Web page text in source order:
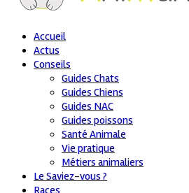
Accueil
Actus
Conseils
Guides Chats
Guides Chiens
Guides NAC
Guides poissons
Santé Animale
Vie pratique
Métiers animaliers
Le Saviez-vous ?
Races